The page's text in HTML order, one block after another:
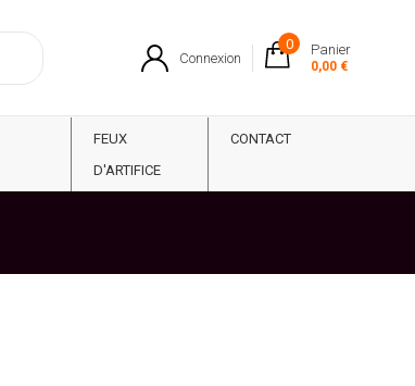
Connexion
0 Panier
0,00 €
FEUX
D'ARTIFICE
CONTACT